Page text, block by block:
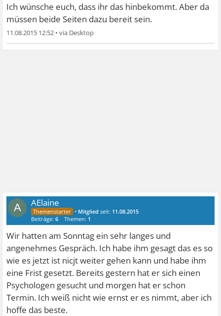
Ich wünsche euch, dass ihr das hinbekommt. Aber da
müssen beide Seiten dazu bereit sein.
11.08.2015 12:52 •
A AElaine
• Mitglied seit: 11.08.2015
Beiträge:6 Themen: 1
Wir hatten am Sonntag ein sehr langes und
angenehmes Gespräch. Ich habe ihm gesagt das es so
wie es jetzt ist nicjt weiter gehen kann und habe ihm
eine Frist gesetzt. Bereits gestern hat er sich einen
Psychologen gesucht und morgen hat er schon
Termin. Ich weiß nicht wie ernst er es nimmt, aber ich
hoffe das beste.